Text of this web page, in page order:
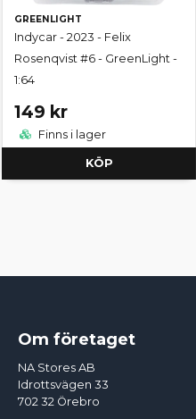
GREENLIGHT
Indycar - 2023 - Felix
Rosenqvist #6 - GreenLight -
1:64
149 kr
Finns i lager
KÖP
Om företaget
NA Stores AB
Idrottsvägen 33
702 32 Örebro